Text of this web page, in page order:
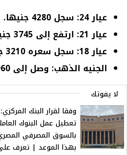
عيار 24: سجل 4280 جنيها.
عيار 21: ارتفع إلى 3745 جنيها.
عيار 18: سجل سعره 3210 جنيهات.
الجنيه الذهب: وصل إلى 29960 جنيها.
لا يفوتك
وفقا لقرار البنك المركزي:
تعطيل عمل البنوك
بالسوق المصرفي
بهذا الموعد | تعرف